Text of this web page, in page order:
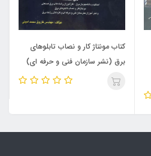
کتاب مونتاژ کار و نصاب تابلوهای
برق (نشر سازمان فنی و حرفه ای)